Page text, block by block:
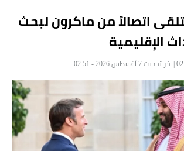
اتصالاً من ماكرون لبحث
الإقليمية